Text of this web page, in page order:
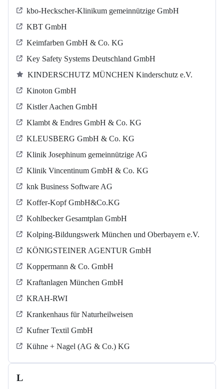
kbo-Heckscher-Klinikum gemeinnützige GmbH
KBT GmbH
Keimfarben GmbH & Co. KG
Key Safety Systems Deutschland GmbH
KINDERSCHUTZ MÜNCHEN Kinderschutz e.V.
Kinoton GmbH
Kistler Aachen GmbH
Klambt & Endres GmbH & Co. KG
KLEUSBERG GmbH & Co. KG
Klinik Josephinum gemeinnützige AG
Klinik Vincentinum GmbH & Co. KG
knk Business Software AG
Koffer-Kopf GmbH&Co.KG
Kohlbecker Gesamtplan GmbH
Kolping-Bildungswerk München und Oberbayern e.V.
KÖNIGSTEINER AGENTUR GmbH
Koppermann & Co. GmbH
Kraftanlagen München GmbH
KRAH-RWI
Krankenhaus für Naturheilweisen
Kufner Textil GmbH
Kühne + Nagel (AG & Co.) KG
L